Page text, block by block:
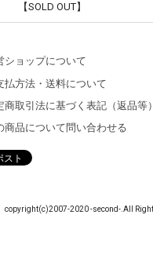
【SOLD OUT】
ショップについて
払方法・送料について
商取引法に基づく表記（返品等）
商品について問い合わせる
copyright(c)2007-2020 -second-.All